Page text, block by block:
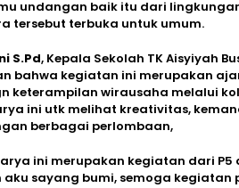
undangan baik itu dari
tersebut terbuka untuk umum.
S.Pd, Kepala Sekolah TK Aisyiyah
bahwa kegiatan ini merupakan
keterampilan wirausaha melalui
ini utk melihat kreativitas,
berbagai perlombaan,
ini merupakan kegiatan dari
aku sayang bumi, semoga